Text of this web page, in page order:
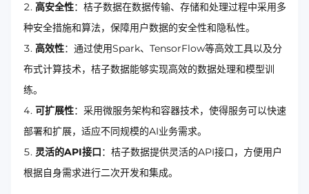
高安全性：桔子数据在数据传输、存储和处理过程中采用多
种安全措施和算法，保障用户数据的安全性和隐私性。
高效性：通过使用Spark、TensorFlow等高效工具以及分
布式计算技术，桔子数据能够实现高效的数据处理和模型训
练。
可扩展性：采用微服务架构和容器技术，使得服务可以快速
部署和扩展，适应不同规模的AI业务需求。
灵活的API接口：桔子数据提供灵活的API接口，方便用户
根据自身需求进行二次开发和集成。